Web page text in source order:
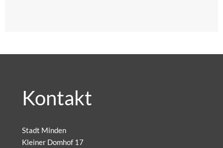
Kontakt
Stadt Minden
Kleiner Domhof 17